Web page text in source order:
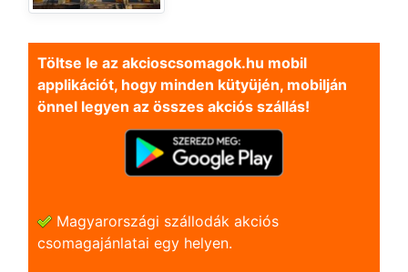
Töltse le az akcioscsomagok.hu mobil
applikációt, hogy minden kütyüjén, mobilján
önnel legyen az összes akciós szállás!
Magyarországi szállodák akciós
csomagajánlatai egy helyen.